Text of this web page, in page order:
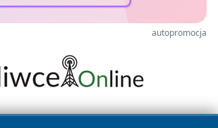
autopromocja